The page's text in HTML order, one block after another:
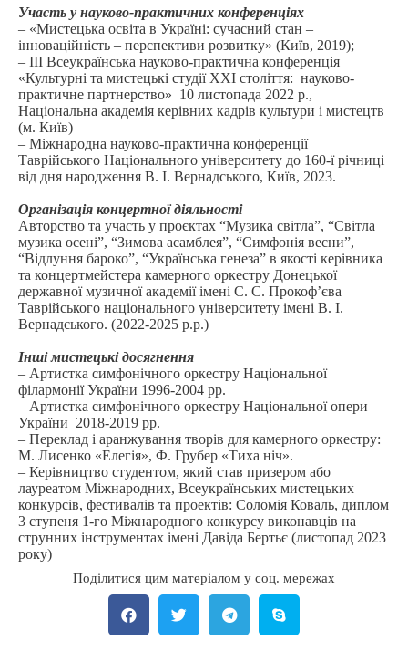
Участь у науково-практичних конференціях
– «Мистецька освіта в Україні: сучасний стан –
інноваційність – перспективи розвитку» (Київ, 2019);
– ІІІ Всеукраїнська науково-практична конференція
«Культурні та мистецькі студії ХХІ століття: науково-
практичне партнерство» 10 листопада 2022 р.,
Національна академія керівних кадрів культури і мистецтв
(м. Київ)
– Міжнародна науково-практична конференції
Таврійського Національного університету до 160-ї річниці
від дня народження В. І. Вернадського, Київ, 2023.
Організація концертної діяльності
Авторство та участь у проєктах “Музика світла”, “Світла
музика осені”, “Зимова асамблея”, “Симфонія весни”,
“Відлуння бароко”, “Українська генеза” в якості керівника
та концертмейстера камерного оркестру Донецької
державної музичної академії імені С. С. Прокоф’єва
Таврійського національного університету імені В. І.
Вернадського. (2022-2025 р.р.)
Інші мистецькі досягнення
– Артистка симфонічного оркестру Національної
філармонії України 1996-2004 рр.
– Артистка симфонічного оркестру Національної опери
України 2018-2019 рр.
– Переклад і аранжування творів для камерного оркестру:
М. Лисенко «Елегія», Ф. Грубер «Тиха ніч».
– Керівництво студентом, який став призером або
лауреатом Міжнародних, Всеукраїнських мистецьких
конкурсів, фестивалів та проектів: Соломія Коваль, диплом
3 ступеня 1-го Міжнародного конкурсу виконавців на
струнних інструментах імені Давіда Бертьє (листопад 2023
року)
Поділитися цим матеріалом у соц. мережах